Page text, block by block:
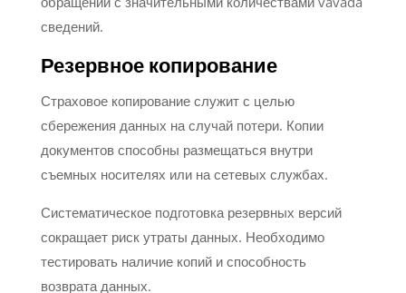
сведений.
Резервное копирование
Страховое копирование служит с целью
сбережения данных на случай потери. Копии
документов способны размещаться внутри
съемных носителях или на сетевых службах.
Систематическое подготовка резервных версий
сокращает риск утраты данных. Необходимо
тестировать наличие копий и способность
возврата данных.